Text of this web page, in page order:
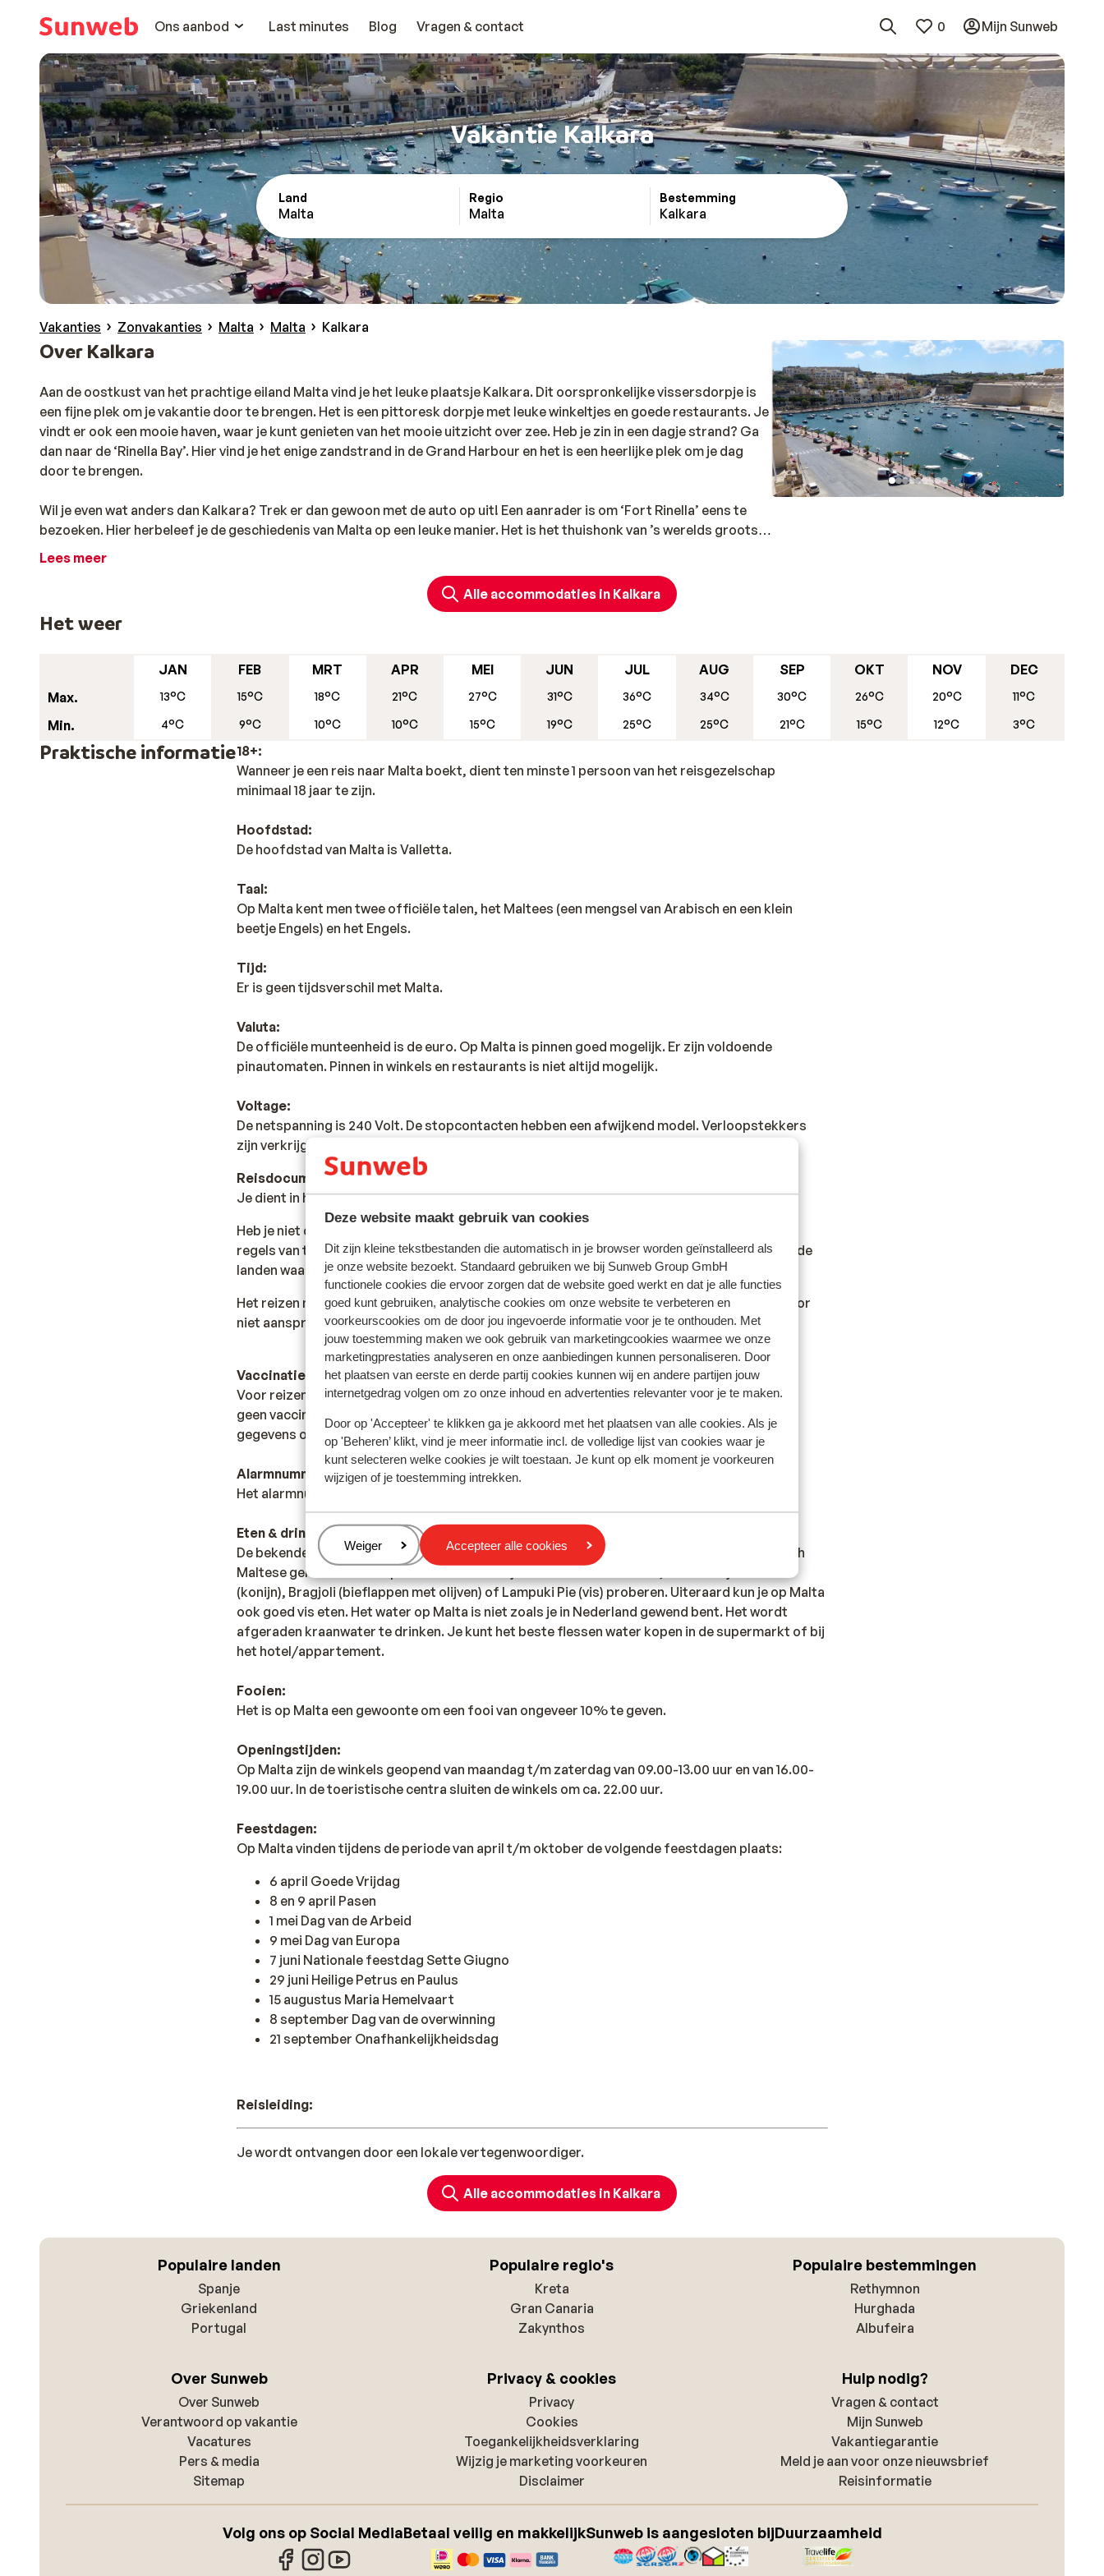
Deze website maakt gebruik van cookies
Dit zijn kleine tekstbestanden die automatisch in je browser worden geïnstalleerd als
je onze website bezoekt. Standaard gebruiken we bij Sunweb Group GmbH
functionele cookies die ervoor zorgen dat de website goed werkt en dat je alle functies
goed kunt gebruiken, analytische cookies om onze website te verbeteren en
voorkeurscookies om de door jou ingevoerde informatie voor je te onthouden. Met
jouw toestemming maken we ook gebruik van marketingcookies waarmee we onze
marketingprestaties analyseren en onze aanbiedingen kunnen personaliseren. Door
het plaatsen van eerste en derde partij cookies kunnen wij en andere partijen jouw
internetgedrag volgen om zo onze inhoud en advertenties relevanter voor je te maken.
Door op 'Accepteer' te klikken ga je akkoord met het plaatsen van alle cookies. Als je
op 'Beheren’ klikt, vind je meer informatie incl. de volledige lijst van cookies waar je
kunt selecteren welke cookies je wilt toestaan. Je kunt op elk moment je voorkeuren
wijzigen of je toestemming intrekken.
Beheren
Weiger Accepteer alle cookies
Ons aanbod
Last minutes Blog Vragen & contact 0 Mijn Sunweb
Vakantie Kalkara
Land
Malta
Regio
Malta
Bestemming
Kalkara
Vakanties Zonvakanties Malta Malta Kalkara
Over Kalkara
Aan de oostkust van het prachtige eiland Malta vind je het leuke plaatsje Kalkara. Dit oorspronkelijke vissersdorpje is
een fijne plek om je vakantie door te brengen. Het is een pittoresk dorpje met leuke winkeltjes en goede restaurants. Je
vindt er ook een mooie haven, waar je kunt genieten van het mooie uitzicht over zee. Heb je zin in een dagje strand? Ga
dan naar de ‘Rinella Bay’. Hier vind je het enige zandstrand in de Grand Harbour en het is een heerlijke plek om je dag
door te brengen.
Wil je even wat anders dan Kalkara? Trek er dan gewoon met de auto op uit! Een aanrader is om ‘Fort Rinella’ eens te
bezoeken. Hier herbeleef je de geschiedenis van Malta op een leuke manier. Het is het thuishonk van ’s werelds grootste
kanon. De combinatie van het in scène gezette stuk met uitstekend commentaar bied je een unieke terugblik op het
plaatsen die de moeite waard zijn om te bezoeken, zoals Birgu, Haz-Zabbar en Ix-Xghajra. Ontdek het zelf!
Lees meer
Alle accommodaties in Kalkara
Het weer
Max.
Min.
JAN
13°C
4°C
FEB
15°C
9°C
MRT
18°C
10°C
APR
21°C
10°C
MEI
27°C
15°C
JUN
31°C
19°C
JUL
36°C
25°C
AUG
34°C
25°C
SEP
30°C
21°C
OKT
26°C
15°C
NOV
20°C
12°C
DEC
11°C
3°C
Praktische informatie18+:
Wanneer je een reis naar Malta boekt, dient ten minste 1 persoon van het reisgezelschap
minimaal 18 jaar te zijn.
Hoofdstad:
De hoofdstad van Malta is Valletta.
Taal:
Op Malta kent men twee officiële talen, het Maltees (een mengsel van Arabisch en een klein
beetje Engels) en het Engels.
Tijd:
Er is geen tijdsverschil met Malta.
Valuta:
De officiële munteenheid is de euro. Op Malta is pinnen goed mogelijk. Er zijn voldoende
pinautomaten. Pinnen in winkels en restaurants is niet altijd mogelijk.
Voltage:
De netspanning is 240 Volt. De stopcontacten hebben een afwijkend model. Verloopstekkers
zijn verkrijgbaar in winkels en in de meeste hotels.
Reisdocumenten:
Je dient in het bezit te zijn van een geldig paspoort of een geldige identiteitskaart.
Heb je niet de Nederlandse nationaliteit, dan is het belangrijk om na te vragen of er andere
regels van toepassing zijn. Dit vraag je na bij de ambassade van het land waar je heen wilt en de
landen waar je doorheen reist.
Het reizen met de juiste documenten is jouw eigen verantwoordelijkheid. Sunweb kan hiervoor
niet aansprakelijk worden gesteld.
Vaccinatie:
Voor reizen naar Malta gelden geen verplichte vaccinaties en worden voor standaard reizen
geen vaccinaties aangeraden. Voor actuele informatie betreffende vaccinaties en andere
gegevens over gezondheid en reizen kijk je op de site van LCR, https://www.lcr.nl/.
Alarmnummer:
Het alarmnummer op Malta voor politie, ambulance en brandweer is 112.
Eten & drinken:
De bekende Italiaanse en Franse schotels kun je overal bestellen. Gelukkig zijn er ook typisch
Maltese gerechten uit te proberen. Wanneer je echt Maltees wilt eten, dan moet je Fenek
(konijn), Bragjoli (bieflappen met olijven) of Lampuki Pie (vis) proberen. Uiteraard kun je op Malta
ook goed vis eten. Het water op Malta is niet zoals je in Nederland gewend bent. Het wordt
afgeraden kraanwater te drinken. Je kunt het beste flessen water kopen in de supermarkt of bij
het hotel/appartement.
Fooien:
Het is op Malta een gewoonte om een fooi van ongeveer 10% te geven.
Openingstijden:
Op Malta zijn de winkels geopend van maandag t/m zaterdag van 09.00-13.00 uur en van 16.00-
19.00 uur. In de toeristische centra sluiten de winkels om ca. 22.00 uur.
Feestdagen:
Op Malta vinden tijdens de periode van april t/m oktober de volgende feestdagen plaats:
6 april Goede Vrijdag
8 en 9 april Pasen
1 mei Dag van de Arbeid
9 mei Dag van Europa
7 juni Nationale feestdag Sette Giugno
29 juni Heilige Petrus en Paulus
15 augustus Maria Hemelvaart
8 september Dag van de overwinning
21 september Onafhankelijkheidsdag
Reisleiding:
Je wordt ontvangen door een lokale vertegenwoordiger.
Alle accommodaties in Kalkara
Populaire landen
Spanje
Griekenland
Portugal
Populaire regio's
Kreta
Gran Canaria
Zakynthos
Populaire bestemmingen
Rethymnon
Hurghada
Albufeira
Over Sunweb
Over Sunweb
Verantwoord op vakantie
Vacatures
Pers & media
Sitemap
Privacy & cookies
Privacy
Cookies
Toegankelijkheidsverklaring
Wijzig je marketing voorkeuren
Disclaimer
Hulp nodig?
Vragen & contact
Mijn Sunweb
Vakantiegarantie
Meld je aan voor onze nieuwsbrief
Reisinformatie
Volg ons op Social MediaBetaal veilig en makkelijkSunweb is aangesloten bijDuurzaamheid